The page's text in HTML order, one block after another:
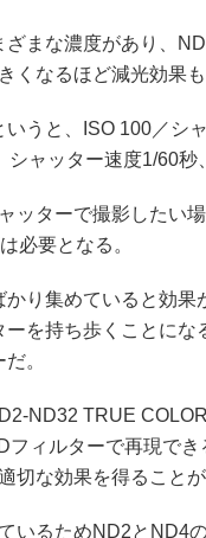
ざまな濃度があり、
くなるほど減光効果も
うと、ISO 100／シ
ャッター速度1/60秒
ッターで撮影したい
必要となる。
かり集めていると効
を持ち歩くことに
。
ND32 TRUE
フィルターで再現でき
切な効果を得ることが
いるためND2とND4